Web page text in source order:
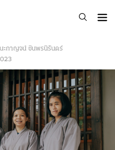
ะกาญจน์ ชินพรนิรันดร์